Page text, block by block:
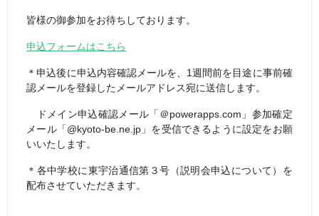
皆様の御参加をお待ちしております。
申込フォームはこちら
＊申込後に申込内容確認メールを、1週間前を目途に事前確
認メールを登録したメールアドレス宛に送信します。
ドメイン申込確認メール「＠powerapps.com 」参加確定
メール「@kyoto-be.ne.jp」を受信できるように設定をお願
いいたします。
＊各中学校に東宇治通信第３号（説明会申込について）を
配布させていただきます。